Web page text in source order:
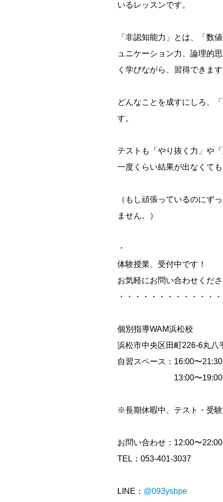
いるレッスンです。
「非認知能力」とは、「数
ュニケーション力、論理的
く学びながら、習得できます
どんなことを成すにしろ、
す。
テストも「やり抜く力」や
一度くらい結果が出なくて
（もし頑張っているのにず
ません。）
・
体験授業、受付中です！
お気軽にお問い合わせくだ
・・・・・・・・・・・・・
個別指導WAM浜松校
浜松市中央区田町226-6丸八
自習スペース：16:00〜21:30
13:00〜19:00（
※長期休暇中、テスト・受験
お問い合わせ：12:00〜22:00
TEL：053-401-3037
LINE： @093ysbpe